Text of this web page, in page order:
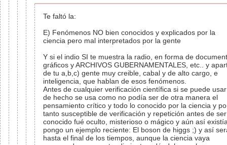
Te faltó la:
E) Fenómenos NO bien conocidos y explicados por la
ciencia pero mal interpretados por la gente
Y si el indio SI te muestra la radio, en forma de
gráficos y ARCHIVOS GUBERNAMENTALES, etc.. y
de tu a,b,c) gente muy creible, cabal y de alto cargo, e
inteligencia, que hablan de esos fenómenos.
Antes de cualquier verificación científica si se puede
de hecho se usa como no podía ser de otra manera el
pensamiento crítico y todo lo conocido por la ciencia y
tanto susceptible de verificación y repetición antes de ser
conocido fué oculto, misterioso o mágico y aún así
pongo un ejemplo reciente: El boson de higgs ;) y así
hasta el final de los tiempos, aunque la ciencia vaya